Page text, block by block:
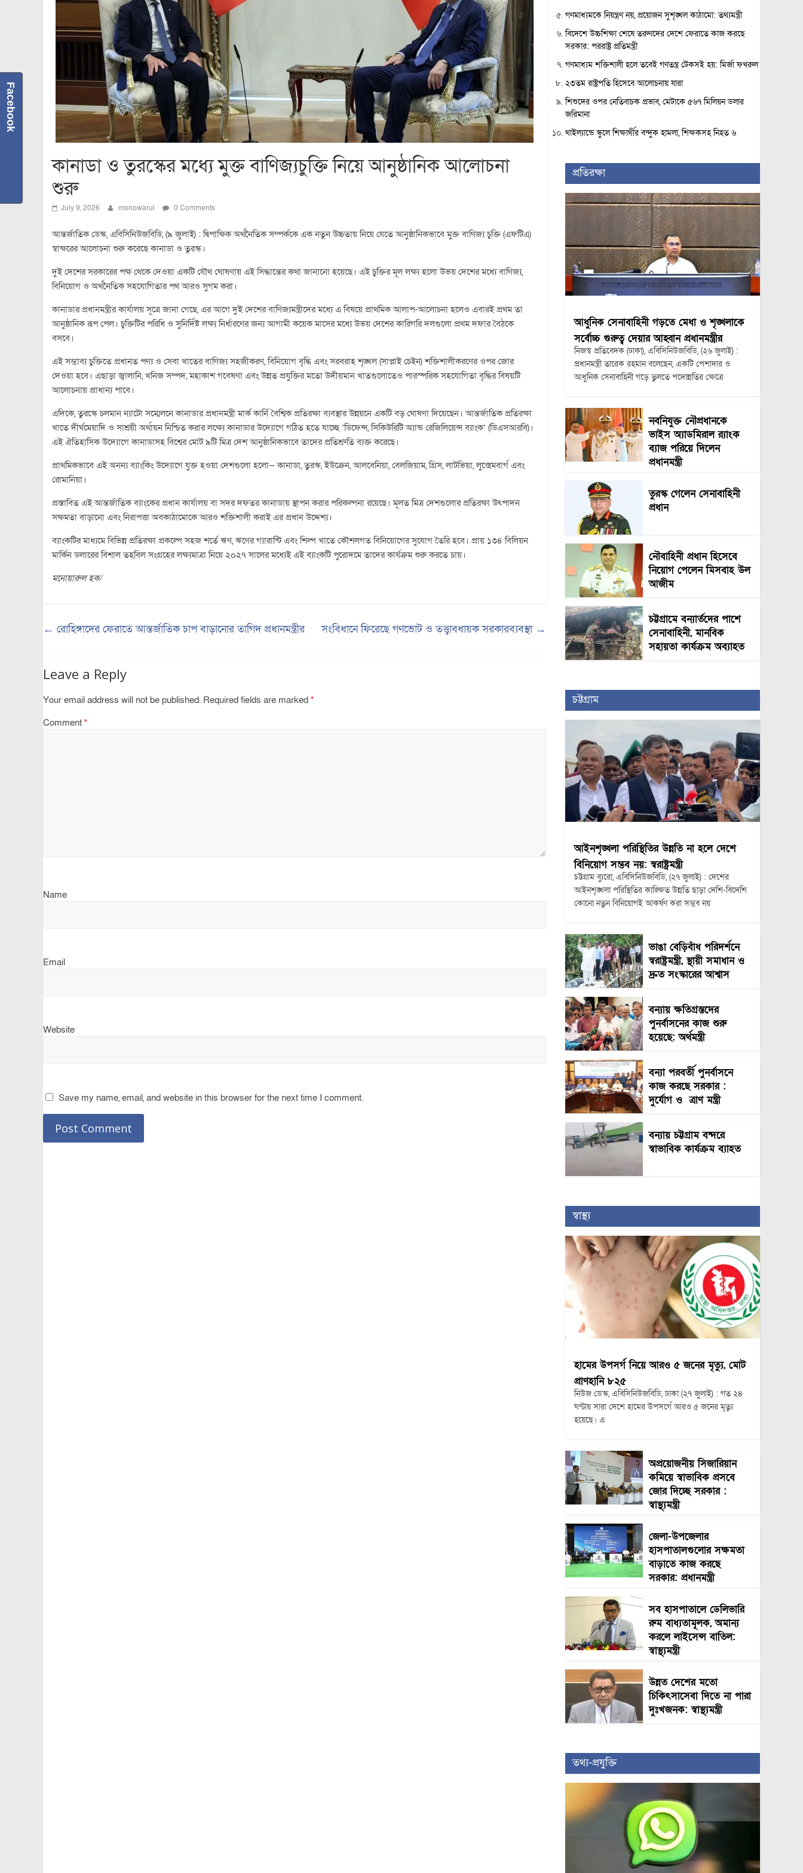
কানাডা ও তুরস্কের মধ্যে মুক্ত বাণিজ্যচুক্তি নিয়ে আনুষ্ঠানিক আলোচনা
শুরু
July 9, 2026 monowarul 0 Comments
আন্তর্জাতিক ডেস্ক, এবিসিনিউজবিডি, (৯ জুলাই) : দ্বিপাক্ষিক অর্থনৈতিক সম্পর্ককে এক নতুন উচ্চতায় নিয়ে যেতে আনুষ্ঠানিকভাবে মুক্ত বাণিজ্য চুক্তি (এফটিএ)
স্বাক্ষরের আলোচনা শুরু করেছে কানাডা ও তুরস্ক।
দুই দেশের সরকারের পক্ষ থেকে দেওয়া একটি যৌথ ঘোষণায় এই সিদ্ধান্তের কথা জানানো হয়েছে। এই চুক্তির মূল লক্ষ্য হলো উভয় দেশের মধ্যে বাণিজ্য,
বিনিয়োগ ও অর্থনৈতিক সহযোগিতার পথ আরও সুগম করা।
কানাডার প্রধানমন্ত্রীর কার্যালয় সূত্রে জানা গেছে, এর আগে দুই দেশের বাণিজ্যমন্ত্রীদের মধ্যে এ বিষয়ে প্রাথমিক আলাপ-আলোচনা হলেও এবারই প্রথম তা
আনুষ্ঠানিক রূপ পেল। চুক্তিটির পরিধি ও সুনির্দিষ্ট লক্ষ্য নির্ধারণের জন্য আগামী কয়েক মাসের মধ্যে উভয় দেশের কারিগরি দলগুলো প্রথম দফার বৈঠকে
বসবে।
এই সম্ভাব্য চুক্তিতে প্রধানত পণ্য ও সেবা খাতের বাণিজ্য সহজীকরণ, বিনিয়োগ বৃদ্ধি এবং সরবরাহ শৃঙ্খল (সাপ্লাই চেইন) শক্তিশালীকরণের ওপর জোর
দেওয়া হবে। এছাড়া জ্বালানি, খনিজ সম্পদ, মহাকাশ গবেষণা এবং উন্নত প্রযুক্তির মতো উদীয়মান খাতগুলোতেও পারস্পরিক সহযোগিতা বৃদ্ধির বিষয়টি
আলোচনায় প্রাধান্য পাবে।
এদিকে, তুরস্কে চলমান ন্যাটো সম্মেলনে কানাডার প্রধানমন্ত্রী মার্ক কার্নি বৈশ্বিক প্রতিরক্ষা ব্যবস্থার উন্নয়নে একটি বড় ঘোষণা দিয়েছেন। আন্তর্জাতিক প্রতিরক্ষা
খাতে দীর্ঘমেয়াদি ও সাশ্রয়ী অর্থায়ন নিশ্চিত করার লক্ষ্যে কানাডার উদ্যোগে গঠিত হতে যাচ্ছে ‘ডিফেন্স, সিকিউরিটি অ্যান্ড রেজিলিয়েন্স ব্যাংক’ (ডিএসআরবি)।
এই ঐতিহাসিক উদ্যোগে কানাডাসহ বিশ্বের মোট ৯টি মিত্র দেশ আনুষ্ঠানিকভাবে তাদের প্রতিশ্রুতি ব্যক্ত করেছে।
প্রাথমিকভাবে এই অনন্য ব্যাংকিং উদ্যোগে যুক্ত হওয়া দেশগুলো হলো— কানাডা, তুরস্ক, ইউক্রেন, আলবেনিয়া, বেলজিয়াম, গ্রিস, লাটভিয়া, লুক্সেমবার্গ এবং
রোমানিয়া।
প্রস্তাবিত এই আন্তর্জাতিক ব্যাংকের প্রধান কার্যালয় বা সদর দফতর কানাডায় স্থাপন করার পরিকল্পনা রয়েছে। মূলত মিত্র দেশগুলোর প্রতিরক্ষা উৎপাদন
সক্ষমতা বাড়ানো এবং নিরাপত্তা অবকাঠামোকে আরও শক্তিশালী করাই এর প্রধান উদ্দেশ্য।
ব্যাংকটির মাধ্যমে বিভিন্ন প্রতিরক্ষা প্রকল্পে সহজ শর্তে ঋণ, ঋণের গ্যারান্টি এবং শিল্প খাতে কৌশলগত বিনিয়োগের সুযোগ তৈরি হবে। প্রায় ১৩৪ বিলিয়ন
মার্কিন ডলারের বিশাল তহবিল সংগ্রহের লক্ষ্যমাত্রা নিয়ে ২০২৭ সালের মধ্যেই এই ব্যাংকটি পুরোদমে তাদের কার্যক্রম শুরু করতে চায়।
মনোয়ারুল হক/
← রোহিঙ্গাদের ফেরাতে আন্তর্জাতিক চাপ বাড়ানোর তাগিদ প্রধানমন্ত্রীর সংবিধানে ফিরেছে গণভোট ও তত্ত্বাবধায়ক সরকারব্যবস্থা →
Leave a Reply
Your email address will not be published. Required fields are marked *
Comment *
Name
Email
Website
Save my name, email, and website in this browser for the next time I comment.
গণমাধ্যমকে নিয়ন্ত্রণ নয়, প্রয়োজন সুশৃঙ্খল কাঠামো: তথ্যমন্ত্রী
বিদেশে উচ্চশিক্ষা শেষে তরুণদের দেশে ফেরাতে কাজ করছে
সরকার: পররাষ্ট্র প্রতিমন্ত্রী
গণমাধ্যম শক্তিশালী হলে তবেই গণতন্ত্র টেকসই হয়: মির্জা ফখরুল
২৩তম রাষ্ট্রপতি হিসেবে আলোচনায় যারা
শিশুদের ওপর নেতিবাচক প্রভাব, মেটাকে ৫৬৭ মিলিয়ন ডলার
জরিমানা
থাইল্যান্ডে স্কুলে শিক্ষার্থীর বন্দুক হামলা, শিক্ষকসহ নিহত ৬
প্রতিরক্ষা
আধুনিক সেনাবাহিনী গড়তে মেধা ও শৃঙ্খলাকে
সর্বোচ্চ গুরুত্ব দেয়ার আহ্বান প্রধানমন্ত্রীর
নিজস্ব প্রতিবেদক (ঢাকা), এবিসিনিউজবিডি, (২৬ জুলাই) :
প্রধানমন্ত্রী তারেক রহমান বলেছেন, একটি পেশাদার ও
আধুনিক সেনাবাহিনী গড়ে তুলতে পদোন্নতির ক্ষেত্রে
নবনিযুক্ত নৌপ্রধানকে
ভাইস অ্যাডমিরাল র‍্যাংক
ব্যাজ পরিয়ে দিলেন
প্রধানমন্ত্রী
তুরস্ক গেলেন সেনাবাহিনী
প্রধান
নৌবাহিনী প্রধান হিসেবে
নিয়োগ পেলেন মিসবাহ উল
আজীম
চট্টগ্রামে বন্যার্তদের পাশে
সেনাবাহিনী, মানবিক
সহায়তা কার্যক্রম অব্যাহত
চট্টগ্রাম
আইনশৃঙ্খলা পরিস্থিতির উন্নতি না হলে দেশে
বিনিয়োগ সম্ভব নয়: স্বরাষ্ট্রমন্ত্রী
চট্টগ্রাম ব্যুরো, এবিসিনিউজবিডি, (২৭ জুলাই) : দেশের
আইনশৃঙ্খলা পরিস্থিতির কাঙ্ক্ষিত উন্নতি ছাড়া দেশি-বিদেশি
কোনো নতুন বিনিয়োগই আকর্ষণ করা সম্ভব নয়
ভাঙা বেড়িবাঁধ পরিদর্শনে
স্বরাষ্ট্রমন্ত্রী, স্থায়ী সমাধান ও
দ্রুত সংস্কারের আশ্বাস
বন্যায় ক্ষতিগ্রস্তদের
পুনর্বাসনের কাজ শুরু
হয়েছে: অর্থমন্ত্রী
বন্যা পরবর্তী পুনর্বাসনে
কাজ করছে সরকার :
দুর্যোগ ও ত্রাণ মন্ত্রী
বন্যায় চট্টগ্রাম বন্দরে
স্বাভাবিক কার্যক্রম ব্যাহত
স্বাস্থ্য
হামের উপসর্গ নিয়ে আরও ৫ জনের মৃত্যু, মোট
প্রাণহানি ৮২৫
নিউজ ডেস্ক, এবিসিনিউজবিডি, ঢাকা (২৭ জুলাই) : গত ২৪
ঘণ্টায় সারা দেশে হামের উপসর্গে আরও ৫ জনের মৃত্যু
হয়েছে। এ
অপ্রয়োজনীয় সিজারিয়ান
কমিয়ে স্বাভাবিক প্রসবে
জোর দিচ্ছে সরকার :
স্বাস্থ্যমন্ত্রী
জেলা-উপজেলার
হাসপাতালগুলোর সক্ষমতা
বাড়াতে কাজ করছে
সরকার: প্রধানমন্ত্রী
সব হাসপাতালে ডেলিভারি
রুম বাধ্যতামূলক, অমান্য
করলে লাইসেন্স বাতিল:
স্বাস্থ্যমন্ত্রী
উন্নত দেশের মতো
চিকিৎসাসেবা দিতে না পারা
দুঃখজনক: স্বাস্থ্যমন্ত্রী
তথ্য-প্রযুক্তি
Facebook